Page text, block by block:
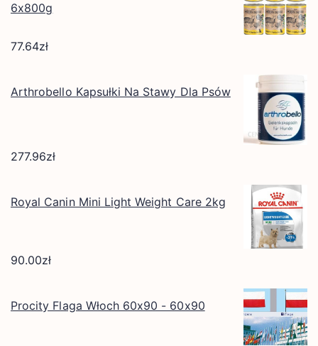
6x800g
77.64zł
Arthrobello Kapsułki Na Stawy Dla Psów
277.96zł
Royal Canin Mini Light Weight Care 2kg
90.00zł
Procity Flaga Włoch 60x90 - 60x90